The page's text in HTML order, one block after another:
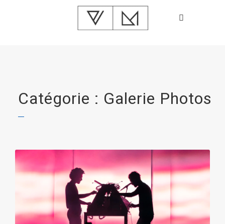
Catégorie : Galerie Photos